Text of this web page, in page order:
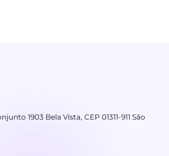
1903 Bela Vista, CEP 01311-911 São